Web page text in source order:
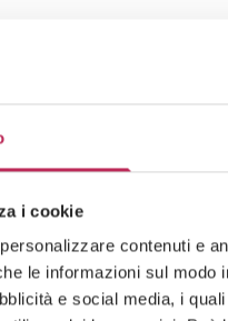
i cookie
contenuti e
le informazioni sul
e social media, i